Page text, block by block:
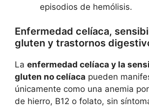
episodios de hemólisis.
Enfermedad celíaca,
gluten y trastornos
La enfermedad celíaca y la
gluten no celíaca pueden
únicamente como una anemia
de hierro, B12 o folato, sin